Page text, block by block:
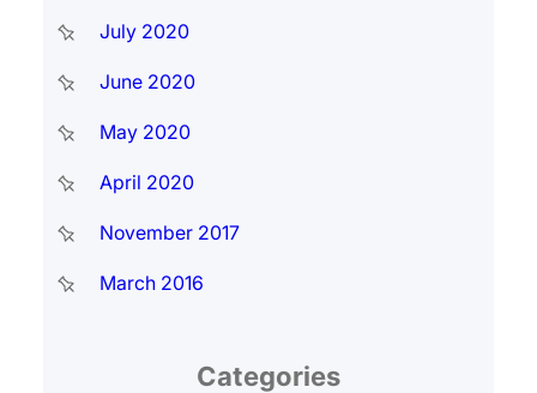
July 2020
June 2020
May 2020
April 2020
November 2017
March 2016
Categories